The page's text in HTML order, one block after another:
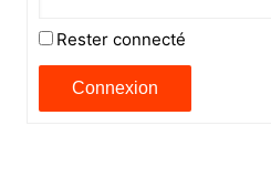
Rester connecté
Connexion